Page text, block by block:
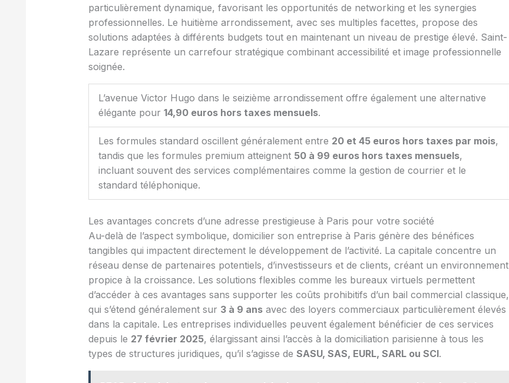
particulièrement dynamique, favorisant les opportunités de networking et les synergies
professionnelles. Le huitième arrondissement, avec ses multiples facettes, propose des
solutions adaptées à différents budgets tout en maintenant un niveau de prestige élevé. Saint-
Lazare représente un carrefour stratégique combinant accessibilité et image professionnelle
soignée.
L’avenue Victor Hugo dans le seizième arrondissement offre également une alternative
élégante pour14,90 euros hors taxes mensuels.
Les formules standard oscillent généralement entre 20 et 45 euros hors taxes par mois,
tandis que les formules premium atteignent 50 à 99 euros hors taxes mensuels,
incluant souvent des services complémentaires comme la gestion de courrier et le
standard téléphonique.
Les avantages concrets d’une adresse prestigieuse à Paris pour votre société
Au-delà de l’aspect symbolique, domicilier son entreprise à Paris génère des bénéfices
tangibles qui impactent directement le développement de l’activité. La capitale concentre un
réseau dense de partenaires potentiels, d’investisseurs et de clients, créant un environnement
propice à la croissance. Les solutions flexibles comme les bureaux virtuels permettent
d’accéder à ces avantages sans supporter les coûts prohibitifs d’un bail commercial classique,
qui s’étend généralement sur 3 à 9 ans avec des loyers commerciaux particulièrement élevés
dans la capitale. Les entreprises individuelles peuvent également bénéficier de ces services
depuis le 27 février 2025, élargissant ainsi l’accès à la domiciliation parisienne à tous les
types de structures juridiques, qu’il s’agisse deSASU, SAS, EURL, SARL ou SCI.